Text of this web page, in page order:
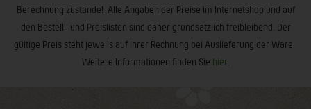
Berechnung zustande! Alle Angaben der Preise im Internetshop und auf
den Bestell- und Preislisten sind daher grundsätzlich freibleibend. Der
gültige Preis steht jeweils auf Ihrer Rechnung bei Auslieferung der Ware.
Weitere Informationen finden Sie hier